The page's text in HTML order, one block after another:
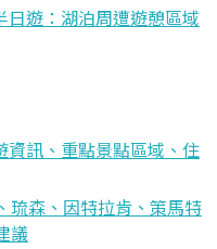
日遊：湖泊周遭遊憩區域
資訊、重點景點區域、住
琉森、因特拉肯、策馬特
議